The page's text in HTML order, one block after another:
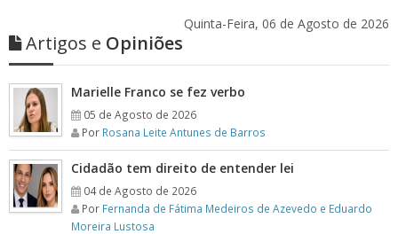
Quinta-Feira, 06 de Agosto de 2026
Artigos e Opiniões
Marielle Franco se fez verbo
05 de Agosto de 2026
Por Rosana Leite Antunes de Barros
Cidadão tem direito de entender lei
04 de Agosto de 2026
Por Fernanda de Fátima Medeiros de Azevedo e Eduardo
Moreira Lustosa